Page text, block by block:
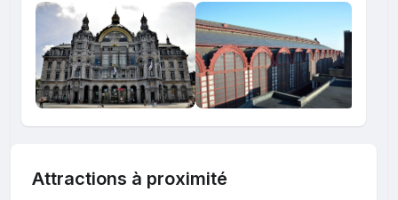
Attractions à proximité